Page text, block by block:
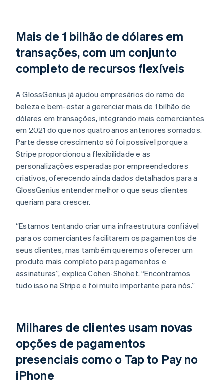
Mais de 1 bilhão de dólares em
transações, com um conjunto
completo de recursos flexíveis
A GlossGenius já ajudou empresários do ramo de
beleza e bem-estar a gerenciar mais de 1 bilhão de
dólares em transações, integrando mais comerciantes
em 2021 do que nos quatro anos anteriores somados.
Parte desse crescimento só foi possível porque a
Stripe proporcionou a flexibilidade e as
personalizações esperadas por empreendedores
criativos, oferecendo ainda dados detalhados para a
GlossGenius entender melhor o que seus clientes
queriam para crescer.
“Estamos tentando criar uma infraestrutura confiável
para os comerciantes facilitarem os pagamentos de
seus clientes, mas também queremos oferecer um
produto mais completo para pagamentos e
assinaturas”, explica Cohen-Shohet. “Encontramos
tudo isso na Stripe e foi muito importante para nós.”
Milhares de clientes usam novas
opções de pagamentos
presenciais como o Tap to Pay no
iPhone